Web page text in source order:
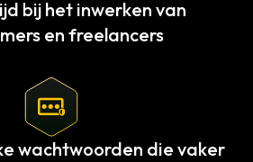
bij het inwerken van
en freelancers
wachtwoorden die vaker